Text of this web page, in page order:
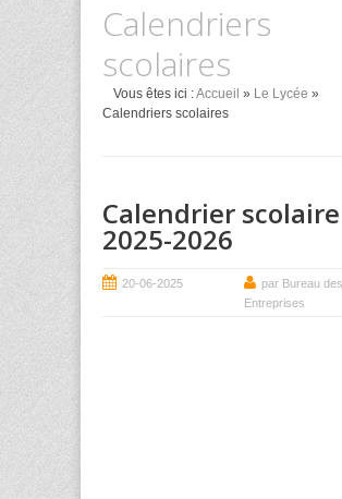
Calendriers
scolaires
Vous êtes ici :Accueil » Le Lycée »
Calendriers scolaires
Calendrier scolaire
2025-2026
20-06-2025
par Bureau des
Entreprises